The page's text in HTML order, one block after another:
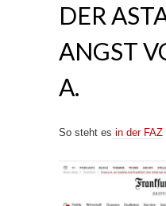
DER
ANGST
A.
So steht es in der FAZ